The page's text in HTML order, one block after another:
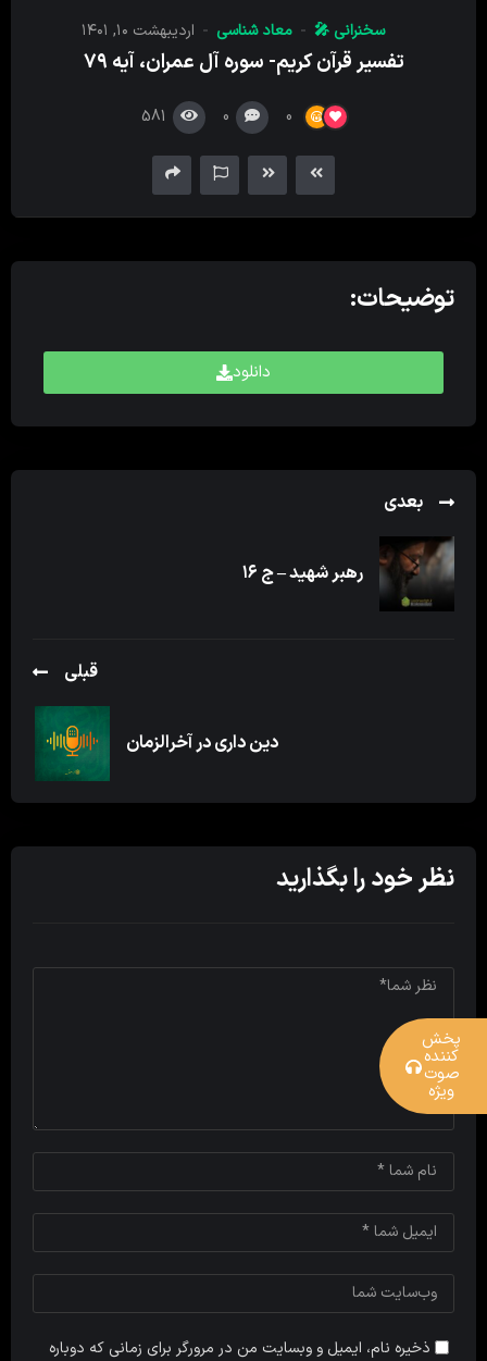
سخنرانی 🎤 معاد شناسی اردیبهشت ۱۰, ۱۴۰۱
تفسیر قرآن کریم- سوره آل عمران، آیه ۷۹
0
0
581
توضیحات:
دانلود
بعدی
رهبر شهید – ج ۱۶
قبلی
دین داری در آخرالزمان
نظر خود را بگذارید
ذخیره نام، ایمیل و وبسایت من در مرورگر برای زمانی که دوباره
پخش
کننده
صوت
ویژه